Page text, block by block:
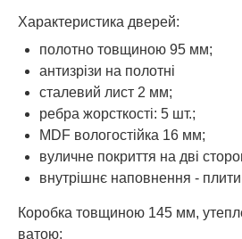
Характеристика дверей:
полотно товщиною 95 мм;
антизрізи на полотні
сталевий лист 2 мм;
ребра жорсткості: 5 шт.;
MDF вологостійка 16 мм;
вуличне покриття на дві
внутрішнє наповнення - плити
Коробка товщиною 145 мм,
ватою: